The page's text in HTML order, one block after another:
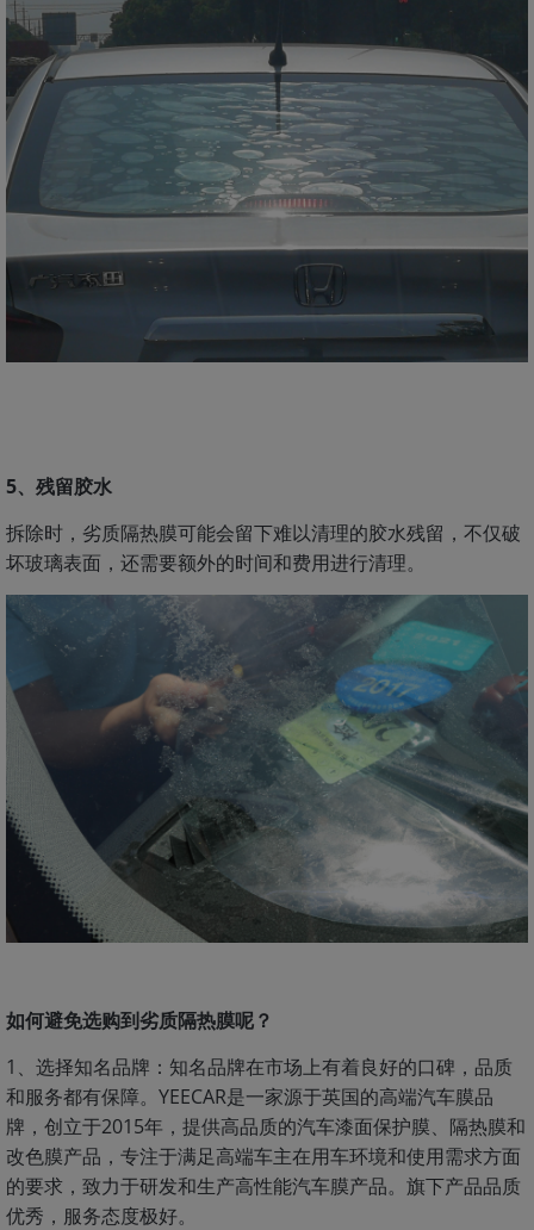
5、残留胶水
拆除时，劣质隔热膜可能会留下难以清理的胶水残留，不仅破
坏玻璃表面，还需要额外的时间和费用进行清理。
如何避免选购到劣质隔热膜呢？
1、选择知名品牌：知名品牌在市场上有着良好的口碑，品质
和服务都有保障。YEECAR是一家源于英国的高端汽车膜品
牌，创立于2015年，提供高品质的汽车漆面保护膜、隔热膜和
改色膜产品，专注于满足高端车主在用车环境和使用需求方面
的要求，致力于研发和生产高性能汽车膜产品。旗下产品品质
优秀，服务态度极好。